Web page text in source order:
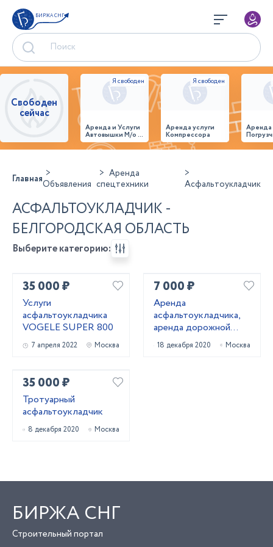
БИРЖА СНГ
Свободен
сейчас
Аренда и Услуги
Автовышки М/о г.
Домодедово
26,28,32 место
Аренда услуги
Компрессора
ГлавнаяОбъявления
Аренда
спецтехники
Асфальтоукладчик
АСФАЛЬТОУКЛАДЧИК -
БЕЛГОРОДСКАЯ ОБЛАСТЬ
Выберите категорию:
35 000 ₽
Услуги
асфальтоукладчика
VOGELE SUPER 800
7 апреля 2022 Москва
7 000 ₽
Аренда
асфальтоукладчика,
аренда дорожной
техники
18 декабря 2020 Москва
35 000 ₽
Тротуарный
асфальтоукладчик
8 декабря 2020 Москва
БИРЖА СНГ
Строительный портал